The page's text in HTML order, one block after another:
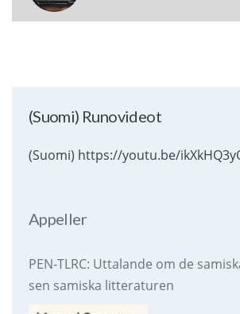
(Suomi) Runovideot
(Suomi) https://youtu.be/
Appeller
PEN-TLRC: Uttalande om de
sen samiska litteraturen